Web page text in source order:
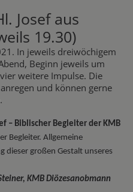
Josef aus
19.30)
In jeweils dreiwöchigem
Beginn jeweils um
weitere Impulse. Die
und können gerne
– Biblischer Begleiter der KMB
Begleiter. Allgemeine
dieser großen Gestalt unseres
KMB Diözesanobmann